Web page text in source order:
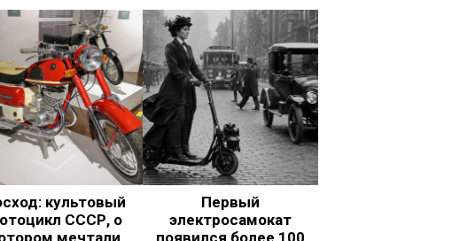
культовый
СССР, о
мечтали
Первый
электросамокат
появился более 100